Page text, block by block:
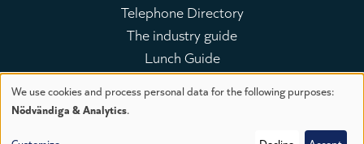
Leaderboard
Telephone Directory
The industry guide
Lunch Guide
Use
We use cookies and process personal data for the following purposes:
Nödvändiga & Analytics.